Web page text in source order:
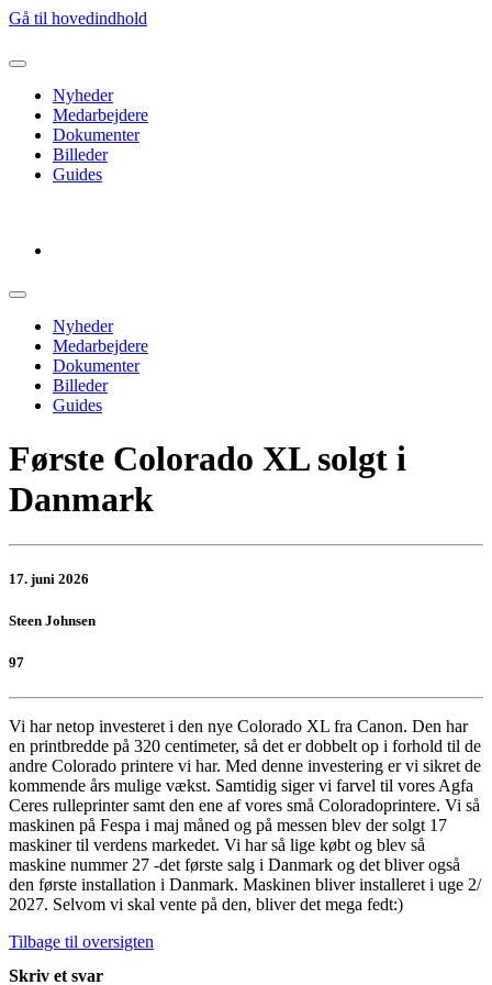
Gå til hovedindhold
Nyheder
Medarbejdere
Dokumenter
Billeder
Guides
Nyheder
Medarbejdere
Dokumenter
Billeder
Guides
Første Colorado XL solgt i
Danmark
17. juni 2026
Steen Johnsen
97
Vi har netop investeret i den nye Colorado XL fra Canon. Den har
en printbredde på 320 centimeter, så det er dobbelt op i forhold til de
andre Colorado printere vi har. Med denne investering er vi sikret de
kommende års mulige vækst. Samtidig siger vi farvel til vores Agfa
Ceres rulleprinter samt den ene af vores små Coloradoprintere. Vi så
maskinen på Fespa i maj måned og på messen blev der solgt 17
maskiner til verdens markedet. Vi har så lige købt og blev så
maskine nummer 27 -det første salg i Danmark og det bliver også
den første installation i Danmark. Maskinen bliver installeret i uge 2/
2027. Selvom vi skal vente på den, bliver det mega fedt:)
Tilbage til oversigten
Skriv et svar